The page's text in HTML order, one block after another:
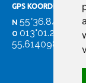
GPS KOORDINATER
N 55°36.847
O 013°01.255'
55.614098.